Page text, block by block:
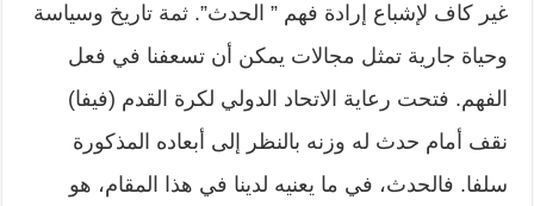
غير كاف لإشباع إرادة فهم ” الحدث”. ثمة تاريخ وسياسة
وحياة جارية تمثل مجالات يمكن أن تسعفنا في فعل
الفهم. فتحت رعاية الاتحاد الدولي لكرة القدم (فيفا)
نقف أمام حدث له وزنه بالنظر إلى أبعاده المذكورة
سلفا. فالحدث، في ما يعنيه لدينا في هذا المقام، هو